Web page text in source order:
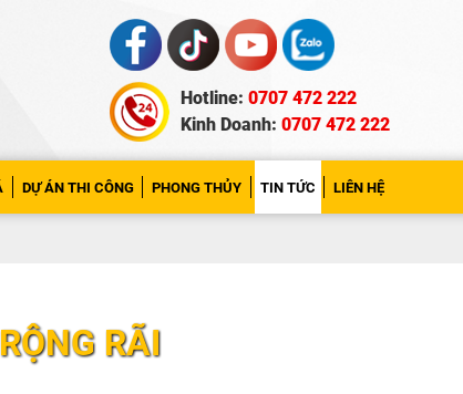
Hotline: 0707 472 222
Kinh Doanh: 0707 472 222
DỰ ÁN THI CÔNG PHONG THỦY TIN TỨC LIÊN HỆ
RÃI